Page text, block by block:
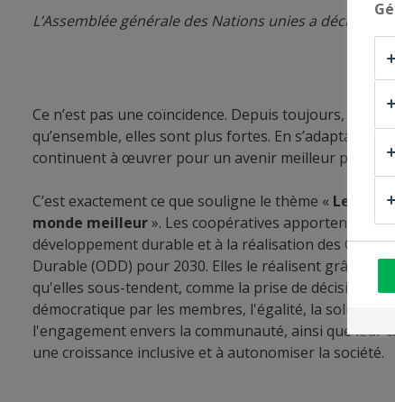
L’Assemblée générale des Nations unies a déclaré
Ce n’est pas une coïncidence. Depuis toujours, les
qu’ensemble, elles sont plus fortes. En s’adaptant
continuent à œuvrer pour un avenir meilleur pour
C’est exactement ce que souligne le thème « Les
monde meilleur». Les coopératives apportent une
développement durable et à la réalisation des
Durable (ODD) pour 2030. Elles le réalisent grâce aux
qu'elles sous-tendent, comme la prise de décision
démocratique par les membres, l'égalité, la solidarité,
l'engagement envers la communauté, ainsi que leur
une croissance inclusive et à autonomiser la société.